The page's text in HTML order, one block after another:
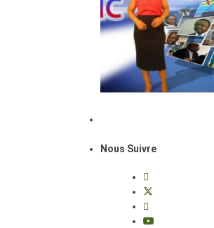
Nous Suivre